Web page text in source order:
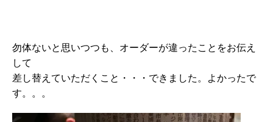
勿体ないと思いつつも、オーダーが違ったことをお伝え
して
差し替えていただくこと・・・できました。よかったで
す。。。